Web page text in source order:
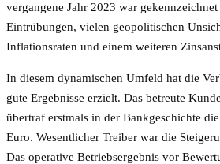
vergangene Jahr 2023 war
Eintrübungen, vielen geopolitischen
Inflationsraten und einem weiteren
In diesem dynamischen Umfeld hat die
gute Ergebnisse erzielt. Das betreute
übertraf erstmals in der Bankgeschichte
Euro. Wesentlicher Treiber war die
Das operative Betriebsergebnis vor